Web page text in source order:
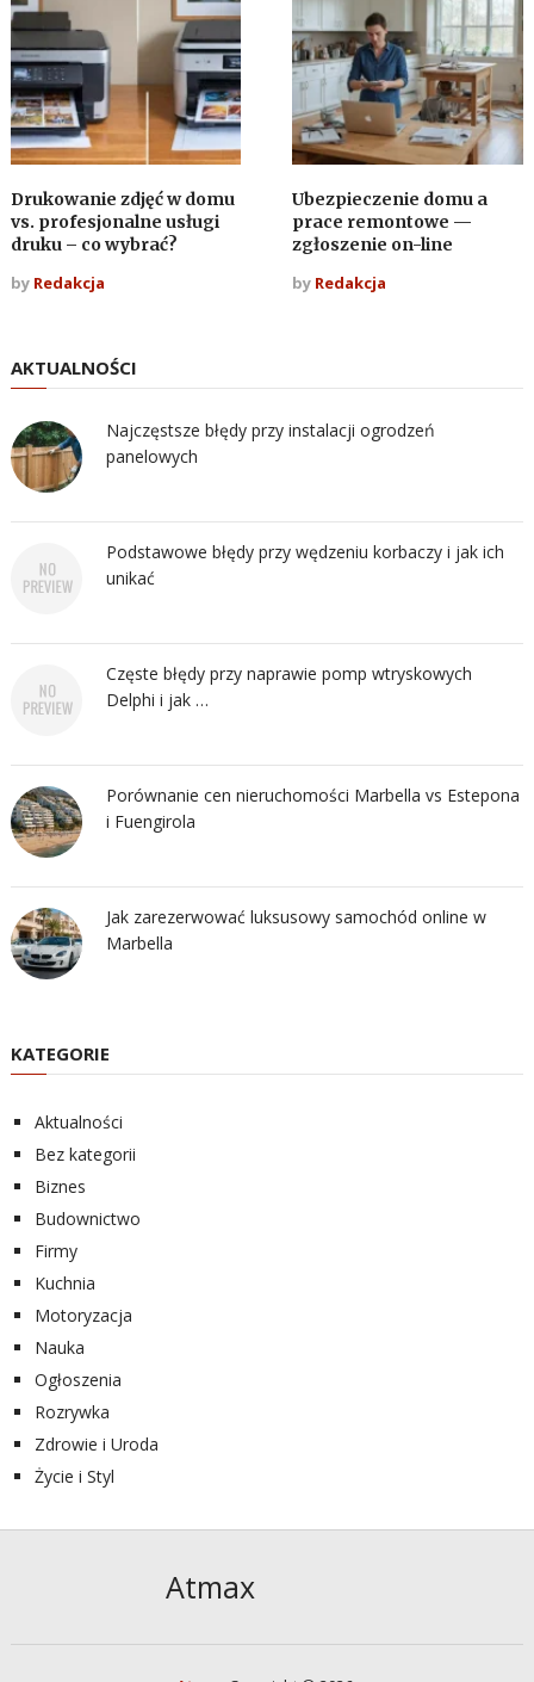
Drukowanie zdjęć w domu
vs. profesjonalne usługi
druku – co wybrać?
by Redakcja
Ubezpieczenie domu a
prace remontowe —
zgłoszenie on-line
by Redakcja
AKTUALNOŚCI
Najczęstsze błędy przy instalacji ogrodzeń
panelowych
Podstawowe błędy przy wędzeniu korbaczy i jak ich
unikać
Częste błędy przy naprawie pomp wtryskowych
Delphi i jak …
Porównanie cen nieruchomości Marbella vs Estepona
i Fuengirola
Jak zarezerwować luksusowy samochód online w
Marbella
KATEGORIE
Aktualności
Bez kategorii
Biznes
Budownictwo
Firmy
Kuchnia
Motoryzacja
Nauka
Ogłoszenia
Rozrywka
Zdrowie i Uroda
Życie i Styl
Atmax